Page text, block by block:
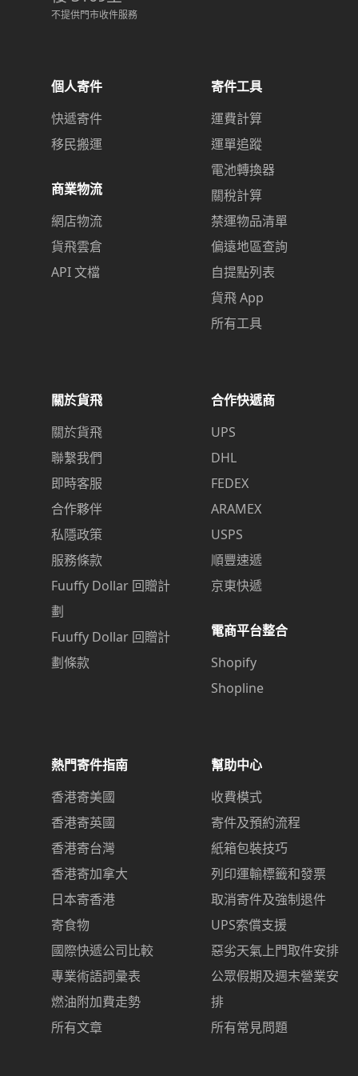
不提供門市收件服務
個人寄件
快遞寄件
移民搬運
商業物流
網店物流
貨飛雲倉
API 文檔
寄件工具
運費計算
運單追蹤
電池轉換器
關稅計算
禁運物品清單
偏遠地區查詢
自提點列表
貨飛 App
所有工具
關於貨飛
關於貨飛
聯繫我們
即時客服
合作夥伴
私隱政策
服務條款
Fuuffy Dollar 回贈計
劃
Fuuffy Dollar 回贈計
劃條款
合作快遞商
UPS
DHL
FEDEX
ARAMEX
USPS
順豐速遞
京東快遞
電商平台整合
Shopify
Shopline
熱門寄件指南
香港寄美國
香港寄英國
香港寄台灣
香港寄加拿大
日本寄香港
寄食物
國際快遞公司比較
專業術語詞彙表
燃油附加費走勢
所有文章
幫助中心
收費模式
寄件及預約流程
紙箱包裝技巧
列印運輸標籤和發票
取消寄件及強制退件
UPS索償支援
惡劣天氣上門取件安排
公眾假期及週末營業安
排
所有常見問題